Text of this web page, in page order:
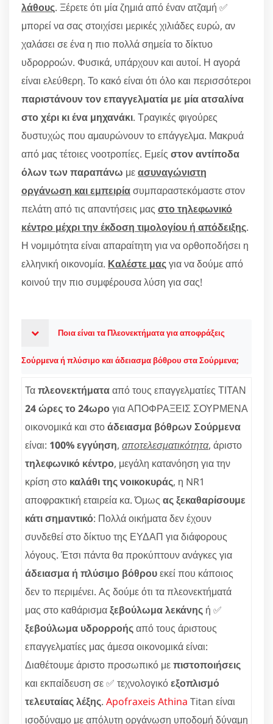
λάθους. Ξέρετε ότι μία ζημιά από έναν ατζαμή ✅
μπορεί να σας στοιχίσει μερικές χιλιάδες ευρώ, αν
χαλάσει σε ένα η πιο πολλά σημεία το δίκτυο
υδρορροών. Φυσικά, υπάρχουν και αυτοί. Η αγορά
είναι ελεύθερη. Το κακό είναι ότι όλο και περισσότεροι
παριστάνουν τον επαγγελματία με μία ατσαλίνα
στο χέρι κι ένα μηχανάκι. Τραγικές φιγούρες
δυστυχώς που αμαυρώνουν το επάγγελμα. Μακρυά
από μας τέτοιες νοοτροπίες. Εμείς στον αντίποδα
όλων των παραπάνω μεασυναγώνιστη
οργάνωση και εμπειρίασυμπαραστεκόμαστε στον
πελάτη από τις απαντήσεις μας στο τηλεφωνικό
κέντρο μέχρι την έκδοση τιμολογίου ή απόδειξης.
Η νομιμότητα είναι απαραίτητη για να ορθοποδήσει η
ελληνική οικονομία. Καλέστε μαςγια να δούμε από
κοινού την πιο συμφέρουσα λύση για σας!
Ποια είναι τα Πλεονεκτήματα για αποφράξεις
Σούρμενα ή πλύσιμο και άδειασμα βόθρου στα Σούρμενα;
Ταπλεονεκτήματααπό τους επαγγελματίες ΤΙΤΑΝ
24 ώρες το 24ωρογια ΑΠΟΦΡΑΞΕΙΣ ΣΟΥΡΜΕΝΑ
οικονομικά και στοάδειασμα βόθρων Σούρμενα
είναι: 100% εγγύηση, αποτελεσματικότητα, άριστο
τηλεφωνικό κέντρο, μεγάλη κατανόηση για την
κρίση στο καλάθι της νοικοκυράς, η NR1
αποφρακτική εταιρεία κα. Όμως ας ξεκαθαρίσουμε
κάτι σημαντικό: Πολλά οικήματα δεν έχουν
συνδεθεί στο δίκτυο της ΕΥΔΑΠ για διάφορους
λόγους. Έτσι πάντα θα προκύπτουν ανάγκες για
άδειασμα ή πλύσιμο βόθρουεκεί που κάποιος
δεν το περιμένει. Ας δούμε ότι τα πλεονεκτήματά
μας στο καθάρισμαξεβούλωμα λεκάνης ή ✅
ξεβούλωμα υδρορροήςαπό τους άριστους
επαγγελματίες μας άμεσα οικονομικά είναι:
Διαθέτουμε άριστο προσωπικό μεπιστοποιήσεις
και εκπαίδευση σε ✅ τεχνολογικόεξοπλισμό
τελευταίας λέξης. Apofraxeis Athina Titan είναι
ισοδύναμο με απόλυτη οργάνωση υποδομή δύναμη